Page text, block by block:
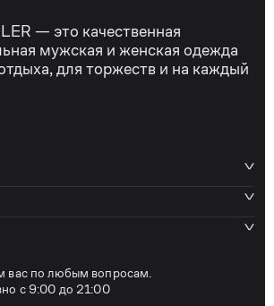
— это качественная
мужская и женская одежда
для торжеств и на каждый
вас по любым вопросам.
с 9:00 до 21:00